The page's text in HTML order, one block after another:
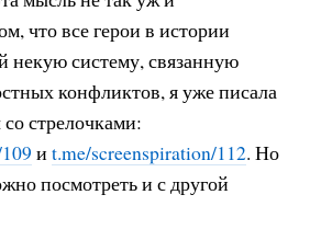
что все герои в истории
некую систему, связанную
конфликтов, я уже писала
стрелочками:
и t.me/screenspiration/112. Но
посмотреть и с другой